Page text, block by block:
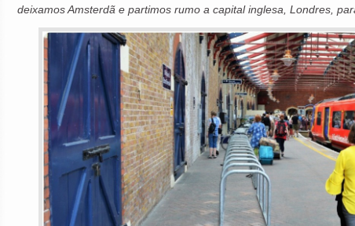
deixamos Amsterdã e partimos rumo a capital inglesa, Londres,